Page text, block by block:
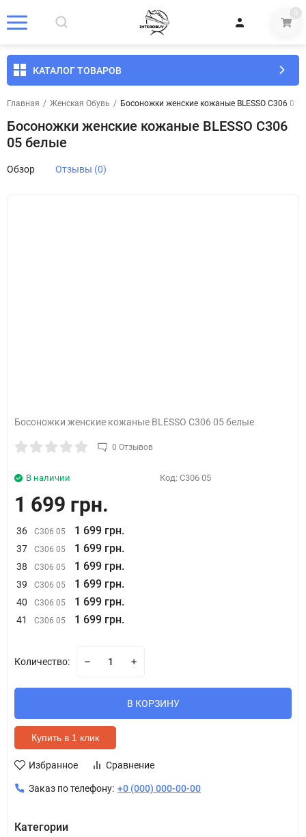
0
КАТАЛОГ ТОВАРОВ
Главная / Женская Обувь / Босоножки женские кожаные BLESSO C306 05
Босоножки женские кожаные BLESSO C306
05 белые
Обзор Отзывы (0)
Босоножки женские кожаные BLESSO C306 05 белые
0 Отзывов
В наличии Код: C306 05
1 699 грн.
36 C306 05 1 699 грн.
37 C306 05 1 699 грн.
38 C306 05 1 699 грн.
39 C306 05 1 699 грн.
40 C306 05 1 699 грн.
41 C306 05 1 699 грн.
Количество:
В КОРЗИНУ
Купить в 1 клик
Избранное Сравнение
Заказ по телефону: +0 (000) 000-00-00
Категории